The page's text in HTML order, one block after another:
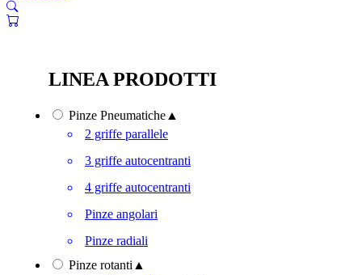
LINEA PRODOTTI
Pinze Pneumatiche ▲
2 griffe parallele
3 griffe autocentranti
4 griffe autocentranti
Pinze angolari
Pinze radiali
Pinze rotanti ▲